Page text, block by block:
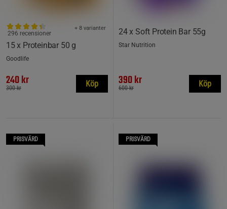
15 x Proteinbar 50 g
+ 8 varianter
296 recensioner
Goodlife
240 kr
300 kr Köp
24 x Soft Protein Bar 55g
Star Nutrition
390 kr
600 kr Köp
PRISVÄRD PRISVÄRD